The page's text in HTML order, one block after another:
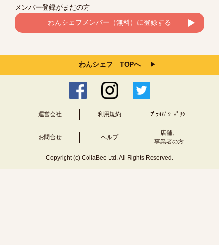
メンバー登録がまだの方
わんシェフメンバー（無料）に登録する
わんシェフ TOPへ
運営会社 利用規約 ﾌﾟﾗｲﾊﾞｼｰﾎﾟﾘｼｰ
お問合せ ヘルプ
店舗、
事業者の方
Copyright (c) CollaBee Ltd. All Rights Reserved.